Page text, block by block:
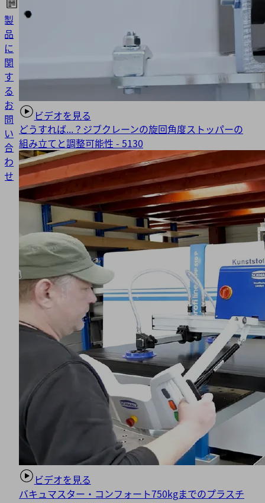
製
品
に
関
す
る
お
問
い
合
わ
せ
ビデオを見る
どうすれば...？ジブクレーンの旋回角度ストッパーの
組み立てと調整可能性 - 5130
ビデオを見る
バキュマスター・コンフォート750kgまでのプラスチ